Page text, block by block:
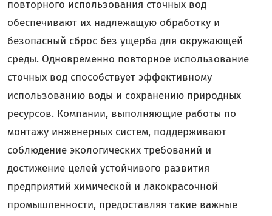
повторного использования сточных вод
обеспечивают их надлежащую обработку и
безопасный сброс без ущерба для окружающей
среды. Одновременно повторное использование
сточных вод способствует эффективному
использованию воды и сохранению природных
ресурсов. Компании, выполняющие работы по
монтажу инженерных систем, поддерживают
соблюдение экологических требований и
достижение целей устойчивого развития
предприятий химической и лакокрасочной
промышленности, предоставляя такие важные